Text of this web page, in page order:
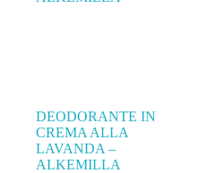
DEODORANTE IN
CREMA ALLA
LAVANDA –
ALKEMILLA